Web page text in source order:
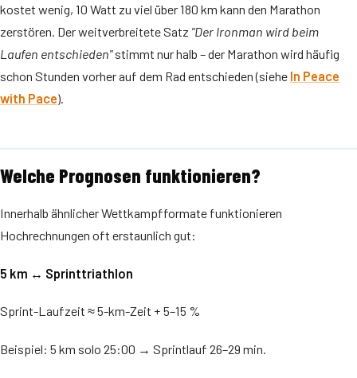
kostet wenig, 10 Watt zu viel über 180 km kann den Marathon
zerstören. Der weitverbreitete Satz "Der Ironman wird beim
Laufen entschieden"stimmt nur halb – der Marathon wird häufig
schon Stunden vorher auf dem Rad entschieden (siehe In Peace
with Pace).
Welche Prognosen funktionieren?
Innerhalb ähnlicher Wettkampfformate funktionieren
Hochrechnungen oft erstaunlich gut:
5 km ↔ Sprinttriathlon
Sprint-Laufzeit ≈ 5-km-Zeit + 5–15 %
Beispiel: 5 km solo 25:00 → Sprintlauf 26–29 min.